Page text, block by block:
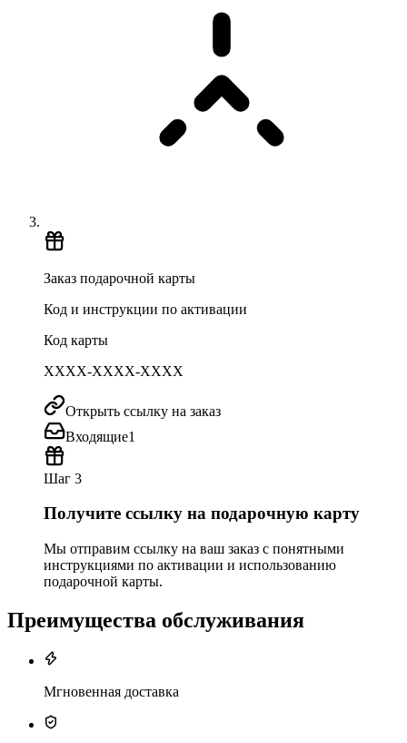
Заказ подарочной карты
Код и инструкции по активации
Код карты
XXXX-XXXX-XXXX
Открыть ссылку на заказ
Входящие1
Шаг 3
Получите ссылку на подарочную карту
Мы отправим ссылку на ваш заказ с понятными
инструкциями по активации и использованию
подарочной карты.
Преимущества обслуживания
Мгновенная доставка